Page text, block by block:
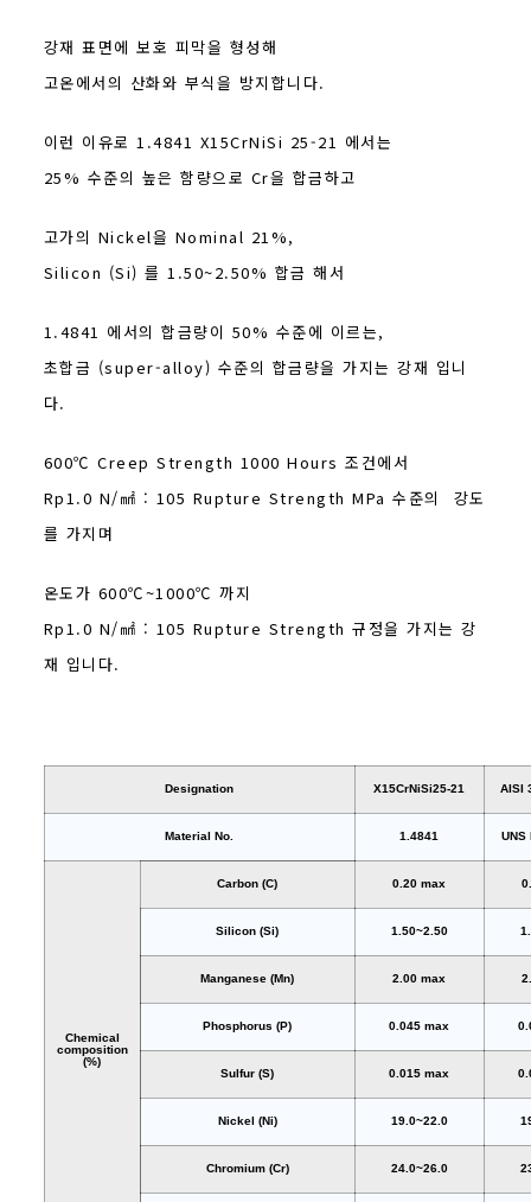
강재 표면에 보호 피막을 형성해
고온에서의 산화와 부식을 방지합니다.
이런 이유로 1.4841 X15CrNiSi 25-21 에서는
25% 수준의 높은 함량으로 Cr을 합금하고
고가의 Nickel을 Nominal 21%,
Silicon (Si) 를 1.50~2.50% 합금 해서
1.4841 에서의 합금량이 50% 수준에 이르는,
초합금 (super-alloy) 수준의 합금량을 가지는 강재 입니
다.
600℃ Creep Strength 1000 Hours 조건에서
Rp1.0 N/㎟ : 105 Rupture Strength MPa 수준의 강도
를 가지며
온도가 600℃~1000℃ 까지
Rp1.0 N/㎟ : 105 Rupture Strength 규정을 가지는 강
재 입니다.
Designation X15CrNiSi25-21 AISI
Material No. 1.4841 UNS
Chemical
composition
(%)
Carbon (C) 0.20 max
Silicon (Si) 1.50~2.50
Manganese (Mn) 2.00 max
Phosphorus (P) 0.045 max
Sulfur (S) 0.015 max
Nickel (Ni) 19.0~22.0
Chromium (Cr) 24.0~26.0